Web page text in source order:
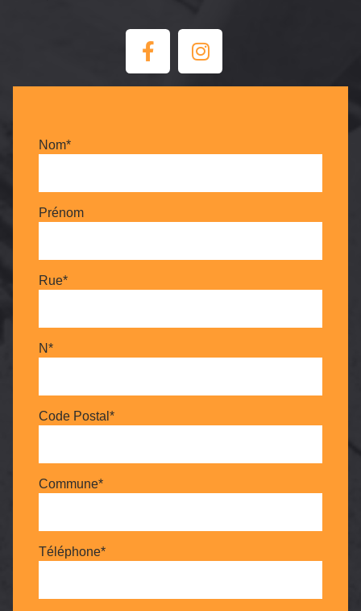
Nom*
Prénom
Rue*
N*
Code Postal*
Commune*
Téléphone*